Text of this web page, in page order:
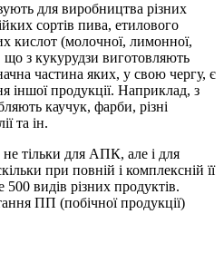
для виробництва різних
сортів пива, етилового
кислот (молочної, лимонної,
що з кукурудзи виготовляють
частина яких, у свою чергу, є
іншої продукції. Наприклад, з
каучук, фарби, різні
та ін.
тільки для АПК, але і для
при повній і комплексній її
видів різних продуктів.
ПП (побічної продукції)